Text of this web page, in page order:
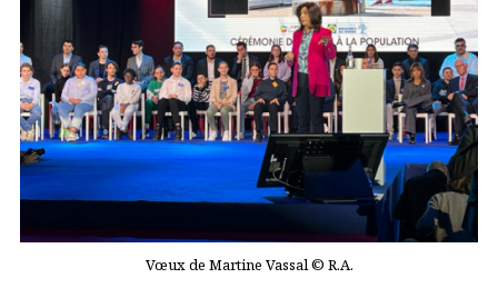
Vœux de Martine Vassal © R.A.